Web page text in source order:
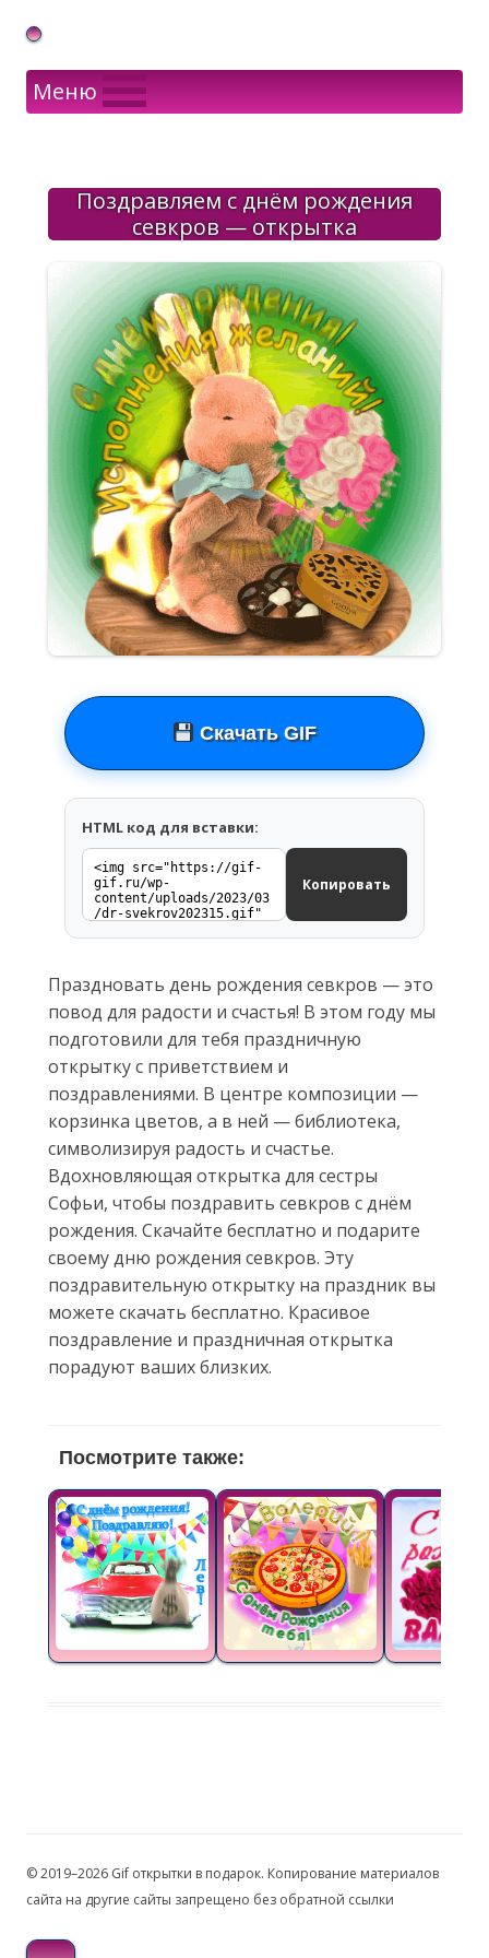
Gif Открытки в подарок
Меню
Поздравляем с днём рождения
севкров — открытка
Скачать GIF
HTML код для вставки:
Копировать
Праздновать день рождения севкров — это
повод для радости и счастья! В этом году мы
подготовили для тебя праздничную
открытку с приветствием и
поздравлениями. В центре композиции —
корзинка цветов, а в ней — библиотека,
символизируя радость и счастье.
Вдохновляющая открытка для сестры
Софьи, чтобы поздравить севкров с днём
рождения. Скачайте бесплатно и подарите
своему дню рождения севкров. Эту
поздравительную открытку на праздник вы
можете скачать бесплатно. Красивое
поздравление и праздничная открытка
порадуют ваших близких.
Посмотрите также:
© 2019–2026 Gif открытки в подарок. Копирование материалов
сайта на другие сайты запрещено без обратной ссылки